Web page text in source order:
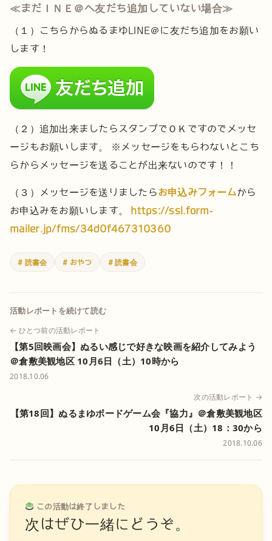
≪まだＩＮＥ＠へ友だち追加していない場合≫
（１）こちらからぬるまゆLINE＠に友だち追加をお願い
します！
（２）追加出来ましたらスタンプでＯＫですのでメッセ
ージもお願いします。
※メッセージをもらわないとこち
らからメッセージを送ることが出来ないのです！！
（３）メッセージを送りましたらお申込みフォームから
お申込みをお願いします。
https://ssl.form-
mailer.jp/fms/34d0f467310360
# 読書会 # おやつ # 読書会
活動レポートを続けて読む
← ひとつ前の活動レポート
【第5回映画会】ぬるい感じで好きな映画を紹介してみよう
＠倉敷美観地区 10月6日（土）10時から
2018.10.06
次の活動レポート →
【第18回】ぬるまゆボードゲーム会『協力』＠倉敷美観地区
10月6日（土）18：30から
2018.10.06
この活動は終了しました
次はぜひ一緒にどうぞ。